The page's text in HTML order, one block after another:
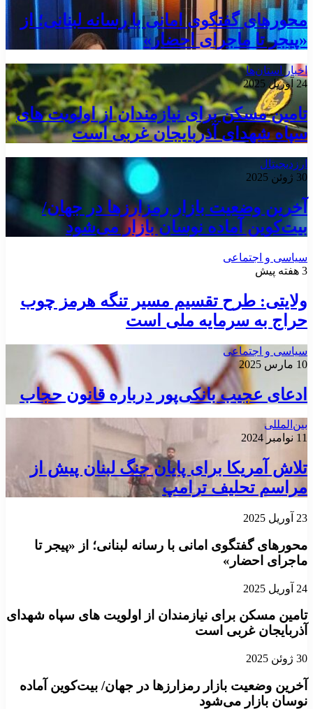
محورهای گفتگوی امانی با رسانه لبنانی؛ از
«پیجر تا ماجرای احضار»
اخبار استان‌ها
24 آوریل 2025
تامین مسکن برای نیازمندان از اولویت های
سپاه شهدای آذربایجان غربی است
ارزدیجیتال
30 ژوئن 2025
آخرین وضعیت بازار رمزارزها در جهان/
بیت‌کوین آماده نوسان بازار می‌شود
سیاسی و اجتماعی
3 هفته پیش
ولایتی: طرح تقسیم مسیر تنگه هرمز چوب
حراج به سرمایه ملی است
سیاسی و اجتماعی
10 مارس 2025
ادعای عجیب بانکی‌پور درباره قانون حجاب
بین‌المللی
11 نوامبر 2024
تلاش آمریکا برای پایان جنگ لبنان پیش از
مراسم تحلیف ترامپ
23 آوریل 2025
محورهای گفتگوی امانی با رسانه لبنانی؛ از «پیجر تا
ماجرای احضار»
24 آوریل 2025
تامین مسکن برای نیازمندان از اولویت های سپاه شهدای
آذربایجان غربی است
30 ژوئن 2025
آخرین وضعیت بازار رمزارزها در جهان/ بیت‌کوین آماده
نوسان بازار می‌شود